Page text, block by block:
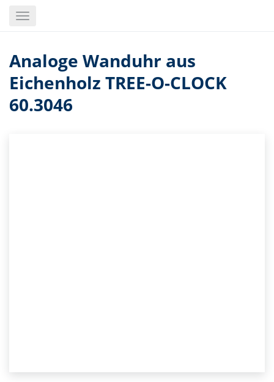
Toggle
Analoge Wanduhr aus
Eichenholz TREE-O-CLOCK
60.3046